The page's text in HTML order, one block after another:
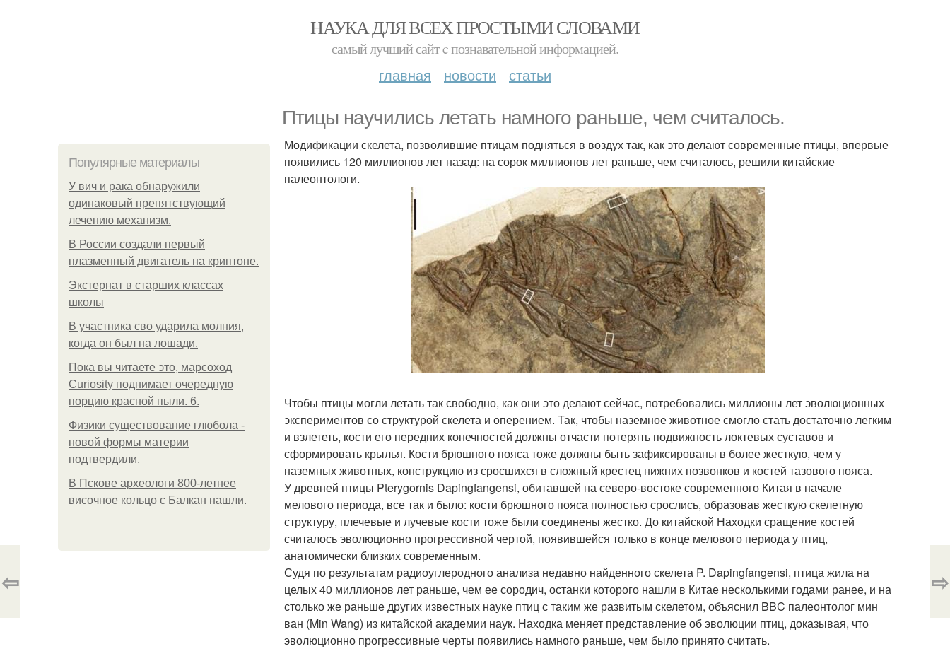
НАУКА ДЛЯ ВСЕХ ПРОСТЫМИ СЛОВАМИ
самый лучший сайт c познавательной информацией.
главная новости статьи
Птицы научились летать намного раньше, чем считалось.
Популярные материалы
У вич и рака обнаружили
одинаковый препятствующий
лечению механизм.
В России создали первый
плазменный двигатель на криптоне.
Экстернат в старших классах
школы
В участника сво ударила молния,
когда он был на лошади.
Пока вы читаете это, марсоход
Curiosity поднимает очередную
порцию красной пыли. 6.
Физики существование глюбола -
новой формы материи
подтвердили.
В Пскове археологи 800-летнее
височное кольцо с Балкан нашли.
Модификации скелета, позволившие птицам подняться в воздух так, как это делают современные птицы, впервые
появились 120 миллионов лет назад: на сорок миллионов лет раньше, чем считалось, решили китайские
палеонтологи.
Чтобы птицы могли летать так свободно, как они это делают сейчас, потребовались миллионы лет эволюционных
экспериментов со структурой скелета и оперением. Так, чтобы наземное животное смогло стать достаточно легким
и взлететь, кости его передних конечностей должны отчасти потерять подвижность локтевых суставов и
сформировать крылья. Кости брюшного пояса тоже должны быть зафиксированы в более жесткую, чем у
наземных животных, конструкцию из сросшихся в сложный крестец нижних позвонков и костей тазового пояса.
У древней птицы Pterygornis Dapingfangensi, обитавшей на северо-востоке современного Китая в начале
мелового периода, все так и было: кости брюшного пояса полностью срослись, образовав жесткую скелетную
структуру, плечевые и лучевые кости тоже были соединены жестко. До китайской Находки сращение костей
считалось эволюционно прогрессивной чертой, появившейся только в конце мелового периода у птиц,
анатомически близких современным.
Судя по результатам радиоуглеродного анализа недавно найденного скелета P. Dapingfangensi, птица жила на
целых 40 миллионов лет раньше, чем ее сородич, останки которого нашли в Китае несколькими годами ранее, и на
столько же раньше других известных науке птиц с таким же развитым скелетом, объяснил BBC палеонтолог мин
ван (Min Wang) из китайской академии наук. Находка меняет представление об эволюции птиц, доказывая, что
эволюционно прогрессивные черты появились намного раньше, чем было принято считать.
⇦ ⇨